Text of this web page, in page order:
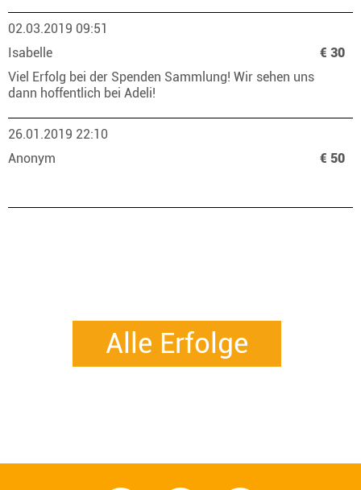
02.03.2019 09:51
Isabelle
€ 30
Viel Erfolg bei der Spenden Sammlung! Wir sehen uns
dann hoffentlich bei Adeli!
26.01.2019 22:10
Anonym
€ 50
Alle Erfolge